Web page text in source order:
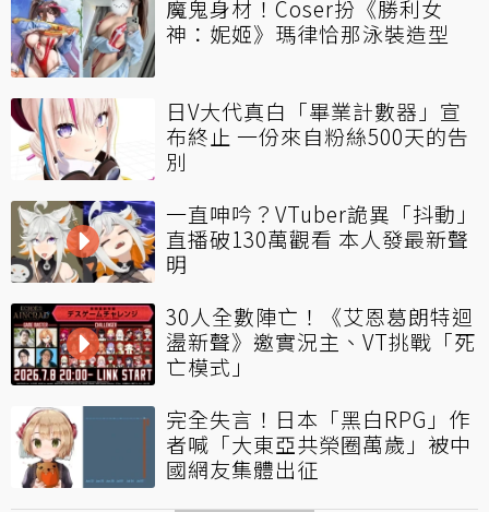
魔鬼身材！Coser扮《勝利女
神：妮姬》瑪律恰那泳裝造型
日V大代真白「畢業計數器」宣
布終止 一份來自粉絲500天的告
別
一直呻吟？VTuber詭異「抖動」
直播破130萬觀看 本人發最新聲
明
30人全數陣亡！《艾恩葛朗特迴
盪新聲》邀實況主、VT挑戰「死
亡模式」
完全失言！日本「黑白RPG」作
者喊「大東亞共榮圈萬歲」被中
國網友集體出征